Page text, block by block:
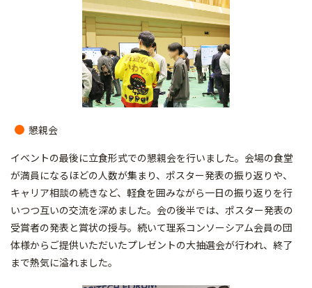
懇親会
イベントの最後に立食形式での懇親会を行いました。会場の食堂
が満員になるほどの人数が集まり、ポスター発表の振り返りや、
キャリア相談の続きなど、軽食を囲みながら一日の振り返りを行
いつつ互いの交流を深めました。会の後半では、ポスター発表の
受賞者の発表と賞状の授与。続いて理系コンソーシアム会員の団
体様からご提供いただいたプレゼントの大抽選会が行われ、終了
まで熱気に溢れました。